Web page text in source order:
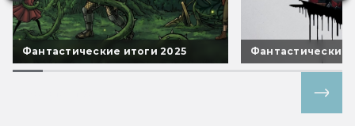
Фантастические итоги 2025 Фантастические